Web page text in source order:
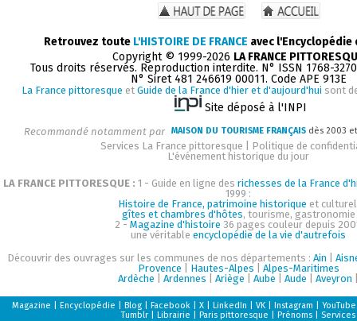
Retrouvez toute L'HISTOIRE DE FRANCE avec
Copyright © 1999-2026 LA FRANCE
Tous droits réservés. Reproduction interdite. N° ISSN 1768-
N° Siret 481 246619 00011. Code APE 913E
La France pittoresque et Guide de la France d'hier et d'aujourd'hui sont
Site déposé à l'INPI
Recommandé notamment par MAISON DU TOURISME FRANÇAIS dès 2003
Services La France pittoresque
Politique de
L'événement historique du jour
LA FRANCE PITTORESQUE : 1 - Guide en ligne des richesses de la France
1999 :
Histoire de France, patrimoine historique et
gîtes et chambres d'hôtes, tourisme, gastronomie
2 - Magazine d'histoire 36 pages couleur depuis
une véritableencyclopédie de la vie d'autrefois
Découvrir des ouvrages sur les communes de nos départements :Ain |
Provence
Hautes-Alpes
Alpes-Maritimes
Ardèche |Ardennes |Ariège |Aube |Aude |Aveyron
Magazine |Encyclopédie |Blog |Facebook |X |LinkedIn |VK |Instagram |YouTube
Tumblr |Librairie |Paris pittoresque |Prénoms Services